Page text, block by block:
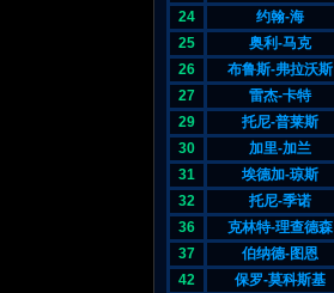
24
约翰-海
25
奥利-马克
26
布鲁斯-弗拉沃斯
27
雷杰-卡特
29
托尼-普莱斯
30
加里-加兰
31
埃德加-琼斯
32
托尼-季诺
36
克林特-理查德森
37
伯纳德-图恩
42
保罗-莫科斯基